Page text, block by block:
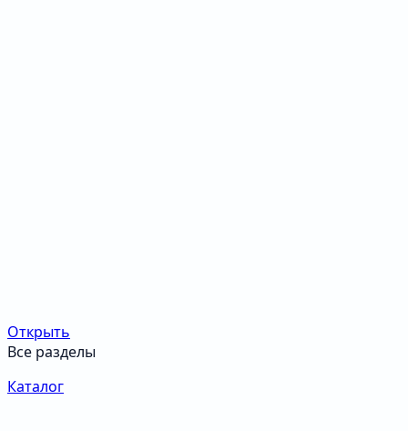
Открыть
Все разделы
Каталог